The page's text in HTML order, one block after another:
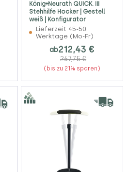
König+Neurath QUICK. III
Stehhilfe Hocker | Gestell
weiß | Konfigurator
Lieferzeit 45-50
Werktage (Mo-Fr)
ab212,43 €
267,75 €
(bis zu 21% sparen)